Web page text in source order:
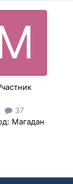
37
Магадан